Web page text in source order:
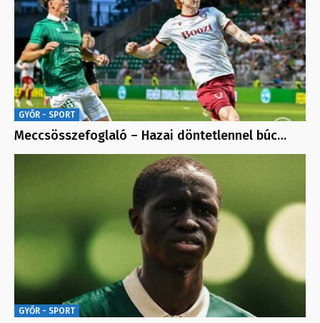
GYŐR - SPORT
Meccsösszefoglaló – Hazai döntetlennel búc…
GYŐR - SPORT